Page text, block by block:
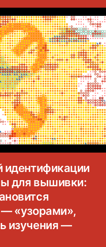
идентификации
для вышивки:
— «узорами»,
изучения —